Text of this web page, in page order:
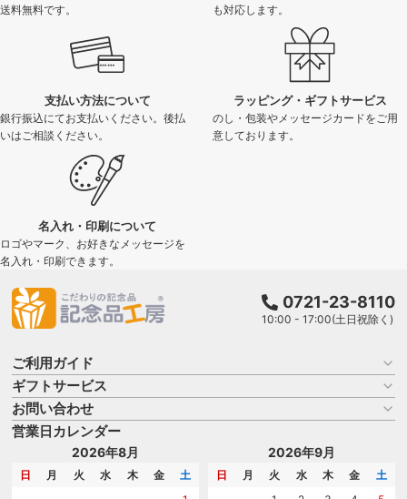
送料無料です。
も対応します。
支払い方法について
銀行振込にてお支払いください。後払
いはご相談ください。
ラッピング・ギフトサービス
のし・包装やメッセージカードをご用
意しております。
名入れ・印刷について
ロゴやマーク、お好きなメッセージを
名入れ・印刷できます。
0721-23-8110
10:00 - 17:00(土日祝除く)
ご利用ガイド
お買い物ガイド
よくある質問
はじめての記念品選び
記念品工房の使い方
ギフトサービス
名入れについて
のし
メッセージカード
お問い合わせ
商品選びを相談する
名入れについて相談する
カタログを請求する
営業日カレンダー
2026年8月
日 月 火 水 木 金
土
2026年9月
日 月 火 水 木 金
土